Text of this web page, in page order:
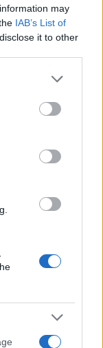
may
IAB’s List of
it to other
more Google
may click to
party tags to
below Google